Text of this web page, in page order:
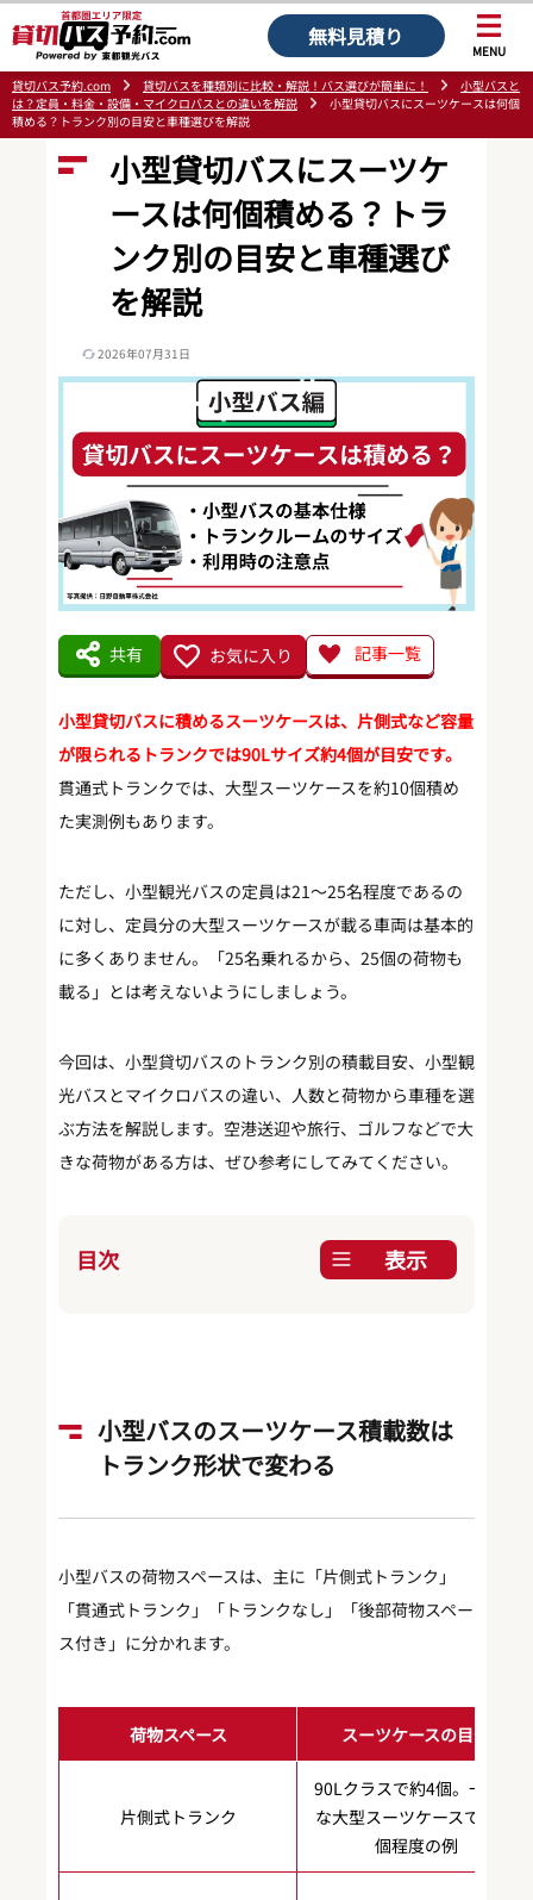
無料見積り
MENU
貸切バス予約.com
貸切バスを種類別に比較・解説！バス選びが簡単に！
小型バスと
は？定員・料金・設備・マイクロバスとの違いを解説
小型貸切バスにスーツケースは何個
積める？トランク別の目安と車種選びを解説
小型貸切バスにスーツケ
ースは何個積める？トラ
ンク別の目安と車種選び
を解説
2026年07月31日
共有 お気に入り 記事一覧
小型貸切バスに積めるスーツケースは、片側式など容量
が限られるトランクでは90Lサイズ約4個が目安です。
貫通式トランクでは、大型スーツケースを約10個積め
た実測例もあります。
ただし、小型観光バスの定員は21〜25名程度であるの
に対し、定員分の大型スーツケースが載る車両は基本的
に多くありません。「25名乗れるから、25個の荷物も
載る」とは考えないようにしましょう。
今回は、小型貸切バスのトランク別の積載目安、小型観
光バスとマイクロバスの違い、人数と荷物から車種を選
ぶ方法を解説します。空港送迎や旅行、ゴルフなどで大
きな荷物がある方は、ぜひ参考にしてみてください。
目次 表示
小型バスのスーツケース積載数は
トランク形状で変わる
小型バスの荷物スペースは、主に「片側式トランク」
「貫通式トランク」「トランクなし」「後部荷物スペー
ス付き」に分かれます。
荷物スペース スーツケースの目安
片側式トランク
90Lクラスで約4個。一般的
な大型スーツケースで4〜5
個程度の例